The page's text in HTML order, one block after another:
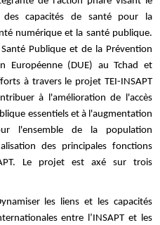
des capacités de santé pour la
numérique et la santé publique.
Publique et de la Prévention
Européenne (DUE) au Tchad et
à travers le projet TEI-INSAPT
à l'amélioration de l'accès
essentiels et à l'augmentation
l'ensemble de la population
des principales fonctions
Le projet est axé sur trois
les liens et les capacités
entre l’INSAPT et les